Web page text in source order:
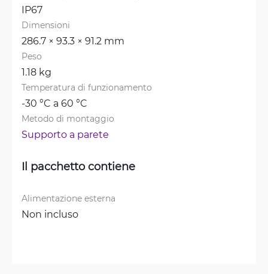
IP67
Dimensioni
286.7 × 93.3 × 91.2 mm
Peso
1.18 kg
Temperatura di funzionamento
-30 °C a 60 °C
Metodo di montaggio
Supporto a parete
Il pacchetto contiene
Alimentazione esterna
Non incluso